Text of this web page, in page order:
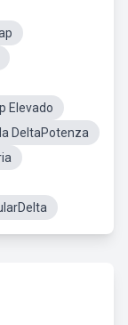
Elevado
DeltaPotenza